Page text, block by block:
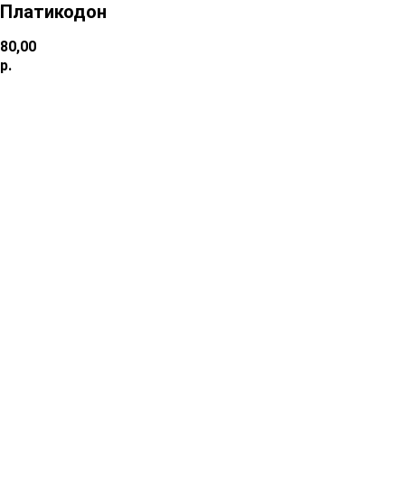
Платикодон
80,00
р.